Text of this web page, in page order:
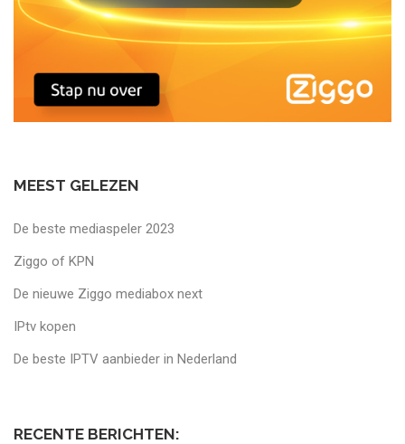
MEEST GELEZEN
De beste mediaspeler 2023
Ziggo of KPN
De nieuwe Ziggo mediabox next
IPtv kopen
De beste IPTV aanbieder in Nederland
RECENTE BERICHTEN: